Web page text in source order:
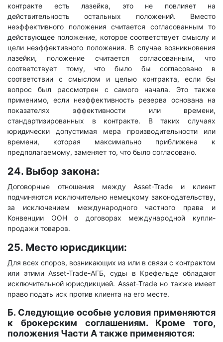
контракте есть лазейка, это не повлияет на
действительность остальных положений. Вместо
неэффективного положения считается согласованным то
действующее положение, которое соответствует смыслу и
цели неэффективного положения. В случае возникновения
лазейки, положение считается согласованным, что
соответствует тому, что было бы согласовано в
соответствии с смыслом и целью контракта, если бы
вопрос был рассмотрен с самого начала. Это также
применимо, если неэффективность резерва основана на
показателях эффективности или времени,
стандартизированных в контракте. В таких случаях
юридически допустимая мера производительности или
времени, которая максимально приближена к
предполагаемому, заменяет то, что было согласовано.
24. Выбор закона:
Договорные отношения между Asset-Trade и клиент
подчиняются исключительно немецкому законодательству,
за исключением международного частного права и
Конвенции ООН о договорах международной купли-
продажи товаров.
25. Место юрисдикции:
Для всех споров, возникающих из или в связи с контрактом
или этими Asset-Trade-АГБ, суды в Крефельде обладают
исключительной юрисдикцией. Asset-Trade но также имеет
право подать иск против клиента на его месте.
Б. Следующие особые условия применяются
к брокерским соглашениям. Кроме того,
положения Части А также применяются: